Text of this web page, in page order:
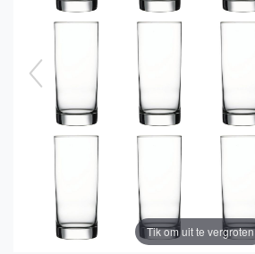
Tik om uit te vergroten